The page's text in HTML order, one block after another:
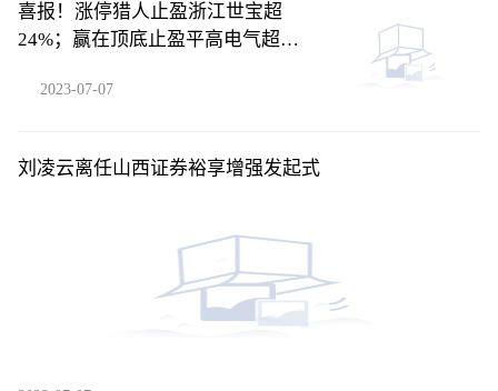
喜报！涨停猎人止盈浙江世宝超
24%；赢在顶底止盈平高电气超
2023-07-07
刘凌云离任山西证券裕享增强发起式